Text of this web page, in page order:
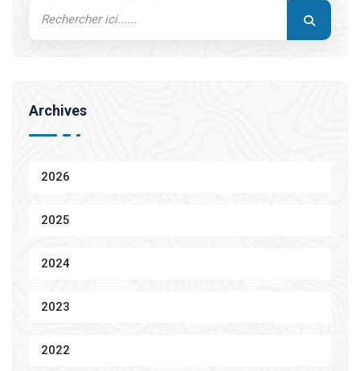
Archives
2026
2025
2024
2023
2022